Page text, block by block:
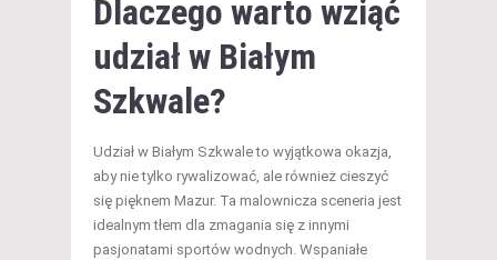
Dlaczego warto wziąć
udział w Białym
Szkwale?
Udział w Białym Szkwale to wyjątkowa okazja,
aby nie tylko rywalizować, ale również cieszyć
się pięknem Mazur. Ta malownicza sceneria jest
idealnym tłem dla zmagania się z innymi
pasjonatami sportów wodnych. Wspaniałe